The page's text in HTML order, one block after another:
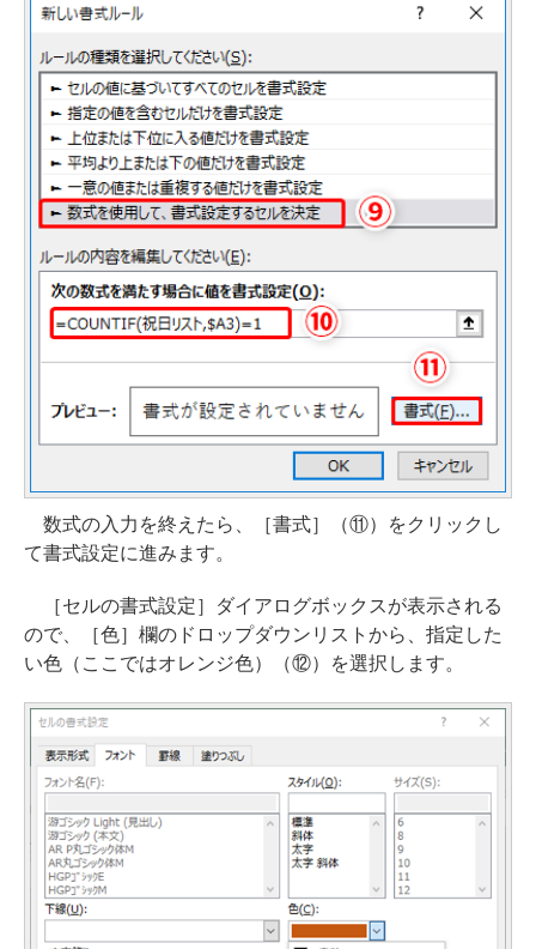
数式の入力を終えたら、［書式］（⑪）をクリックし
て書式設定に進みます。
［セルの書式設定］ダイアログボックスが表示される
ので、［色］欄のドロップダウンリストから、指定した
い色（ここではオレンジ色）（⑫）を選択します。